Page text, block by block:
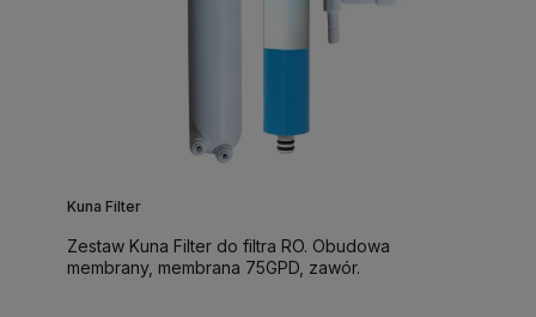
Kuna Filter
Zestaw Kuna Filter do filtra RO. Obudowa
membrany, membrana 75GPD, zawór.